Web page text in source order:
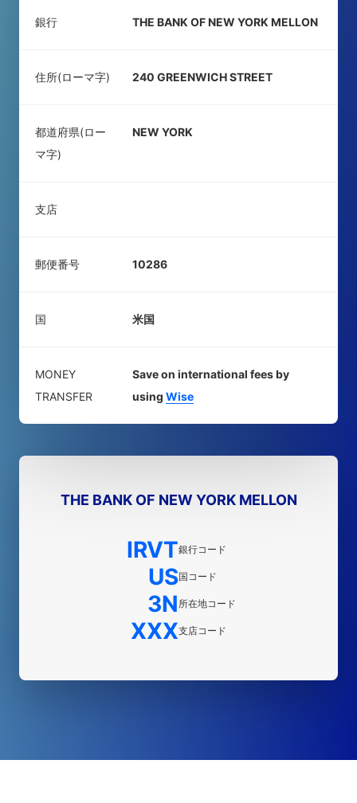
銀行 THE BANK OF NEW YORK MELLON
住所(ローマ字) 240 GREENWICH STREET
都道府県(ロー
マ字)
NEW YORK
支店
郵便番号 10286
国 米国
MONEY
TRANSFER
Save on international fees by
using Wise
THE BANK OF NEW YORK MELLON
IRVT銀行コード
US国コード
3N 所在地コード
XXX支店コード